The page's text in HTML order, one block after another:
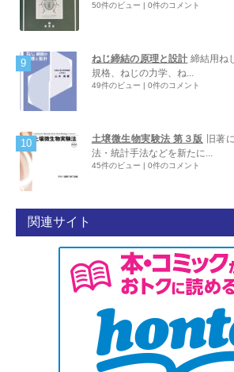
50件のビュー | 0件のコメント
ねじ締結の原理と設計 締結用ね
規格、ねじの力学、ね...
49件のビュー | 0件のコメント
土壌微生物実験法 第３版
旧著
法・統計手法などを新たに...
45件のビュー | 0件のコメント
関連サイト